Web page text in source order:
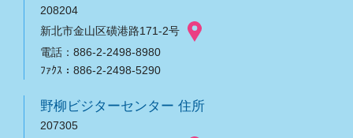
208204
新北市金山区磺港路171-2号
電話：886-2-2498-8980
ﾌｧｸｽ：886-2-2498-5290
野柳ビジターセンター 住所
207305